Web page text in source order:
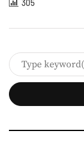
305